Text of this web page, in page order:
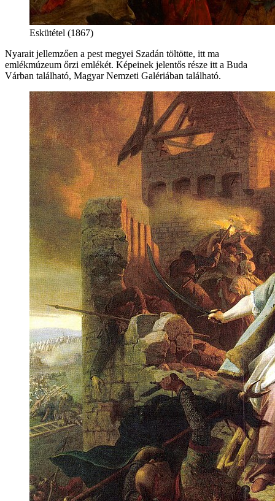
Eskütétel (1867)
Nyarait jellemzően a pest megyei Szadán töltötte, itt ma
emlékmúzeum őrzi emlékét. Képeinek jelentős része itt a Buda
Várban található, Magyar Nemzeti Galériában található.